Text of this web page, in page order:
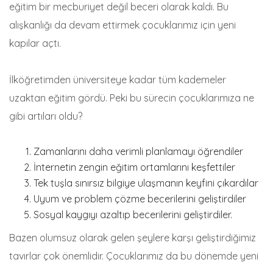
eğitim bir mecburiyet değil beceri olarak kaldı. Bu
alışkanlığı da devam ettirmek çocuklarımız için yeni
kapılar açtı.
İlköğretimden üniversiteye kadar tüm kademeler
uzaktan eğitim gördü. Peki bu sürecin çocuklarımıza ne
gibi artıları oldu?
Zamanlarını daha verimli planlamayı öğrendiler
İnternetin zengin eğitim ortamlarını keşfettiler
Tek tuşla sınırsız bilgiye ulaşmanın keyfini çıkardılar
Uyum ve problem çözme becerilerini geliştirdiler
Sosyal kaygıyı azaltıp becerilerini geliştirdiler.
Bazen olumsuz olarak gelen şeylere karşı geliştirdiğimiz
tavırlar çok önemlidir. Çocuklarımız da bu dönemde yeni